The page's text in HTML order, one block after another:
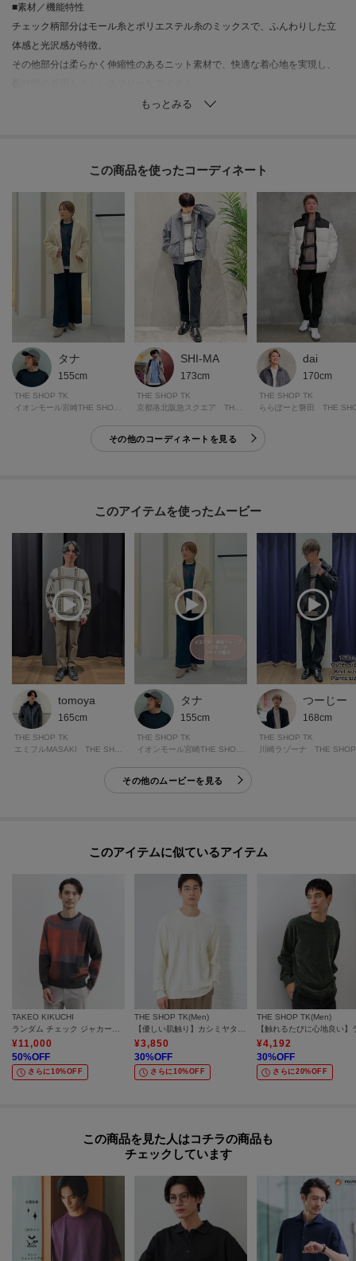
■素材／機能特性
チェック柄部分はモール糸とポリエステル糸のミックスで、ふんわりした立
体感と光沢感が特徴。
その他部分は柔らかく伸縮性のあるニット素材で、快適な着心地を実現し、
ブーツやスニーカーなど、足元次第でコーディネートの印象を変えやすいア
※照明の関係により、実際よりも色味が違って見える場合があります。ま
た、パソコン・スマートフォンなどの環境により、若干製品と画像のカラー
モデル情報：身長180cm B84 W67 H90 着用サイズ：03（L）
この商品を使った
タナ
155cm
THE SHOP TK
SHI-MA
173cm
THE SHOP TK
dai
170cm
THE SHOP TK
その他のコーディネートを見る
このアイテムを使ったムービー
tomoya
165cm
THE SHOP TK
タナ
155cm
THE SHOP TK
つーじー
168cm
THE SHOP TK
川崎ラゾーナ THE
その他のムービーを見る
このアイテムに似ているアイテム
TAKEO KIKUCHI
ランダム チェック ジャカード ニット
¥11,000
50%OFF
さらに10%OFF
THE SHOP TK(Men)
【優しい肌触り】カシミヤタッチ チェックニット 洗濯機OK
¥3,850
30%OFF
さらに10%OFF
THE SHOP TK(Men)
¥4,192
30%OFF
さらに20%OFF
この商品を見た人はコチラの商品も
チェックしています